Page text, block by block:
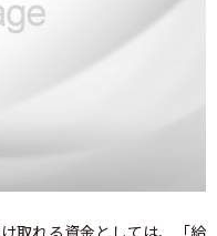
取れる資金としては、「給